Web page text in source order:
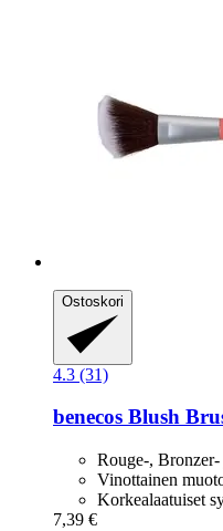
Ostoskori
4.3 (31)
benecos Blush
Rouge-,
Vinottainen
Korkealaatuiset
7,39 €